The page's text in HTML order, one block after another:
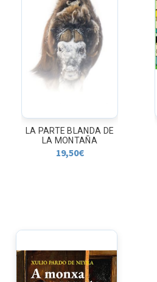
LA PARTE BLANDA DE
LA MONTAÑA
19,50€